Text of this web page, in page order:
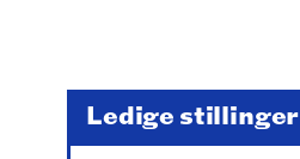
Ledige stillinger